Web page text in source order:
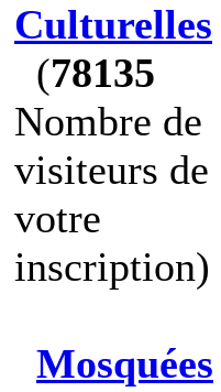
Culturelles
(78135
Nombre de
visiteurs de
votre
inscription)
Mosquées